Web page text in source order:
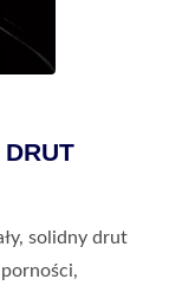
solidny drut